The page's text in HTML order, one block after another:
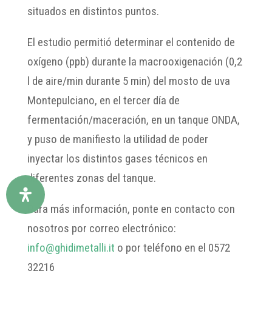
situados en distintos puntos.
El estudio permitió determinar el contenido de
oxígeno (ppb) durante la macrooxigenación (0,2
l de aire/min durante 5 min) del mosto de uva
Montepulciano, en el tercer día de
fermentación/maceración, en un tanque ONDA,
y puso de manifiesto la utilidad de poder
inyectar los distintos gases técnicos en
diferentes zonas del tanque.
Para más información, ponte en contacto con
nosotros por correo electrónico:
info@ghidimetalli.it o por teléfono en el 0572
32216